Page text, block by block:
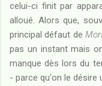
celui-ci finit par
alloué. Alors que,
principal défaut de
pas un instant mais
manque dès lors du
- parce qu'on le désire